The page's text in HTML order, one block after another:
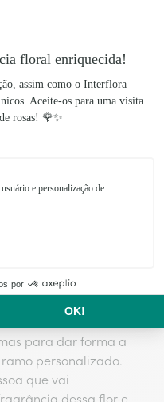
de rosas à la carte,
em mente.
o seu ramo de
ramo personalizado,
muitas flores bonitas
que também podem
Encontre a sua
nos como é esse ramo
será uma
entre margaridas,
para dar forma a
personalizado.
que vai
dessa flor e